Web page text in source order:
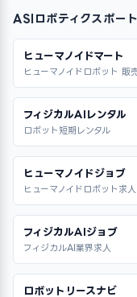
ASIロボティクスポー
ヒューマノイドマート
ヒューマノイドロボット 販
フィジカルAIレンタル
ロボット短期レンタル
ヒューマノイドジョブ
ヒューマノイドロボット求人
フィジカルAIジョブ
フィジカルAI業界求人
ロボットリースナビ